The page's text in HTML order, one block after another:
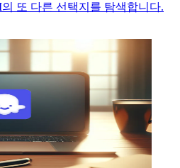
또 다른 선택지를 탐색합니다.